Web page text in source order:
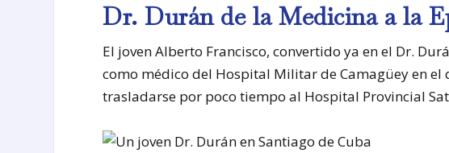
Dr. Durán de la Medicina a la
El joven Alberto Francisco, convertido ya en el Dr.
como médico del Hospital Militar de Camagüey en
trasladarse por poco tiempo al Hospital Provincial